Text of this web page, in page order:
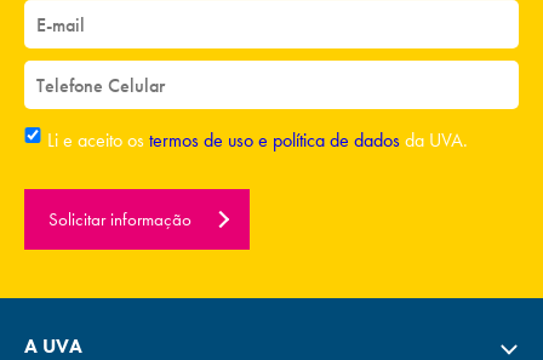
Li e aceito ostermos de uso e política de dadosda UVA.
Solicitar informação
A UVA